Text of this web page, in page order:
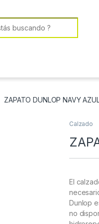
ZAPATO DUNLOP NAVY
Calzado
El
Dunlop
no